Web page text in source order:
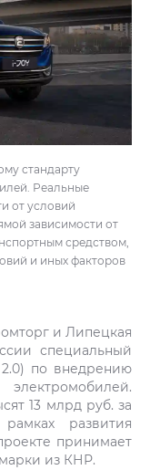
стандарту
Реальные
от условий
зависимости от
средством,
и иных факторов
и Липецкая
специальный
по внедрению
13 млрд руб. за
развития
принимает
из КНР.